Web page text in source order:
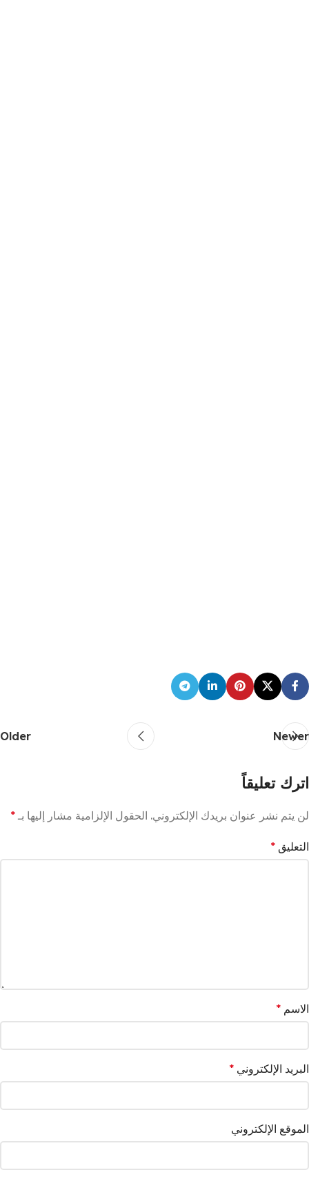
Newer
Older
اترك تعليقاً
لن يتم نشر عنوان بريدك الإلكتروني. الحقول الإلزامية مشار إليها بـ *
التعليق *
الاسم *
البريد الإلكتروني *
الموقع الإلكتروني